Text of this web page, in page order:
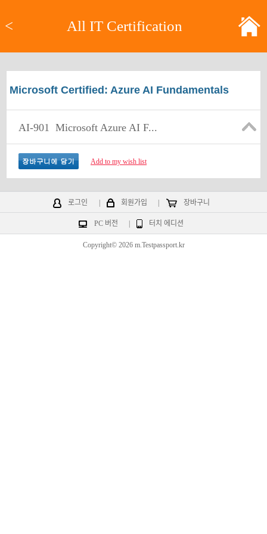
< All IT Certification
Microsoft Certified: Azure AI Fundamentals
AI-901 Microsoft Azure AI F...
Add to my wish list
로그인 회원가입 장바구니
PC 버전 터치 에디션
Copyright© 2026 m.Testpassport.kr